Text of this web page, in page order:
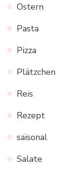
Ostern
Pasta
Pizza
Plätzchen
Reis
Rezept
saisonal
Salate